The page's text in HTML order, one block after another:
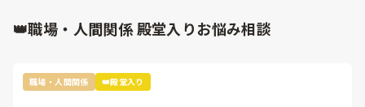
👑職場・人間関係 殿堂入りお悩み相談
職場・人間関係 👑殿堂入り